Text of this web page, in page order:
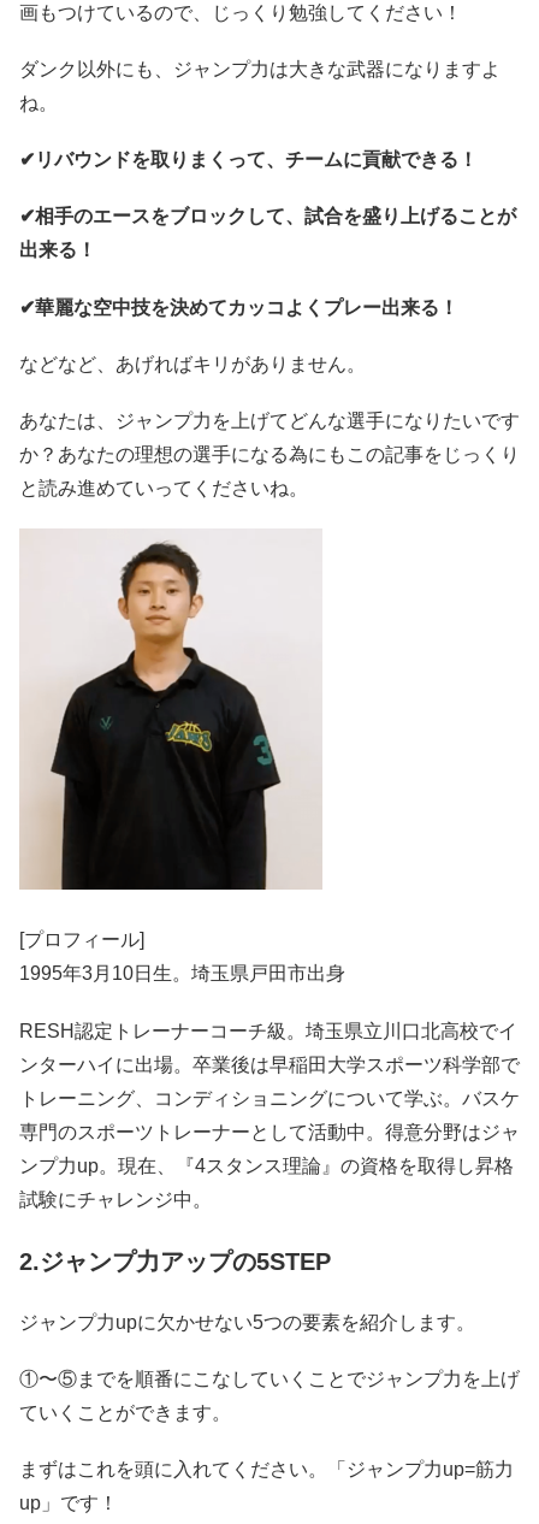
画もつけているので、じっくり勉強してください！
ダンク以外にも、ジャンプ力は大きな武器になりますよ
ね。
✔︎リバウンドを取りまくって、チームに貢献できる！
✔︎相手のエースをブロックして、試合を盛り上げることが
出来る！
✔︎華麗な空中技を決めてカッコよくプレー出来る！
などなど、あげればキリがありません。
あなたは、ジャンプ力を上げてどんな選手になりたいです
か？あなたの理想の選手になる為にもこの記事をじっくり
と読み進めていってくださいね。
[プロフィール]
1995年3月10日生。埼玉県戸田市出身
RESH認定トレーナーコーチ級。埼玉県立川口北高校でイ
ンターハイに出場。卒業後は早稲田大学スポーツ科学部で
トレーニング、コンディショニングについて学ぶ。バスケ
専門のスポーツトレーナーとして活動中。得意分野はジャ
ンプ力up。現在、『4スタンス理論』の資格を取得し昇格
試験にチャレンジ中。
2.ジャンプ力アップの5STEP
ジャンプ力upに欠かせない5つの要素を紹介します。
①〜⑤までを順番にこなしていくことでジャンプ力を上げ
ていくことができます。
まずはこれを頭に入れてください。「ジャンプ力up=筋力
up」です！